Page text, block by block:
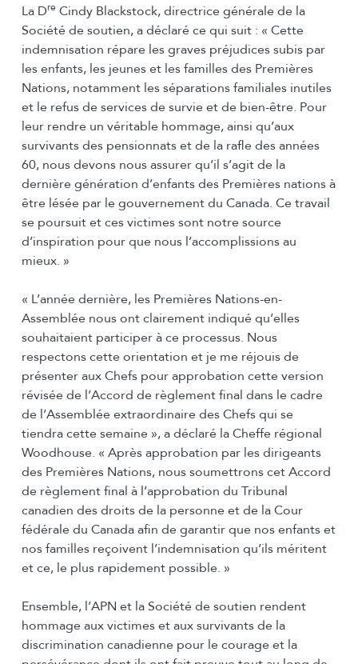
La Dre Cindy Blackstock, directrice générale de la
Société de soutien, a déclaré ce qui suit : « Cette
indemnisation répare les graves préjudices subis par
les enfants, les jeunes et les familles des Premières
Nations, notamment les séparations familiales inutiles
et le refus de services de survie et de bien-être. Pour
leur rendre un véritable hommage, ainsi qu’aux
survivants des pensionnats et de la rafle des années
60, nous devons nous assurer qu’il s’agit de la
dernière génération d’enfants des Premières nations à
être lésée par le gouvernement du Canada. Ce travail
se poursuit et ces victimes sont notre source
d’inspiration pour que nous l’accomplissions au
mieux. »
« L’année dernière, les Premières Nations-en-
Assemblée nous ont clairement indiqué qu’elles
souhaitaient participer à ce processus. Nous
respectons cette orientation et je me réjouis de
présenter aux Chefs pour approbation cette version
révisée de l’Accord de règlement final dans le cadre
de l’Assemblée extraordinaire des Chefs qui se
tiendra cette semaine », a déclaré la Cheffe régional
Woodhouse. « Après approbation par les dirigeants
des Premières Nations, nous soumettrons cet Accord
de règlement final à l’approbation du Tribunal
canadien des droits de la personne et de la Cour
fédérale du Canada afin de garantir que nos enfants et
nos familles reçoivent l’indemnisation qu’ils méritent
et ce, le plus rapidement possible. »
Ensemble, l’APN et la Société de soutien rendent
hommage aux victimes et aux survivants de la
discrimination canadienne pour le courage et la